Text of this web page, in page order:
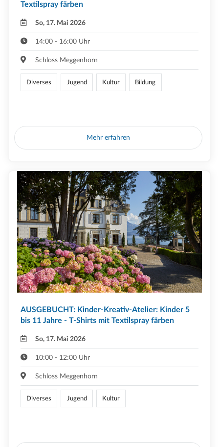
Textilspray färben
So, 17. Mai 2026
14:00 - 16:00 Uhr
Schloss Meggenhorn
Diverses Jugend Kultur Bildung
Mehr erfahren
AUSGEBUCHT: Kinder-Kreativ-Atelier: Kinder 5
bis 11 Jahre - T-Shirts mit Textilspray färben
So, 17. Mai 2026
10:00 - 12:00 Uhr
Schloss Meggenhorn
Diverses Jugend Kultur